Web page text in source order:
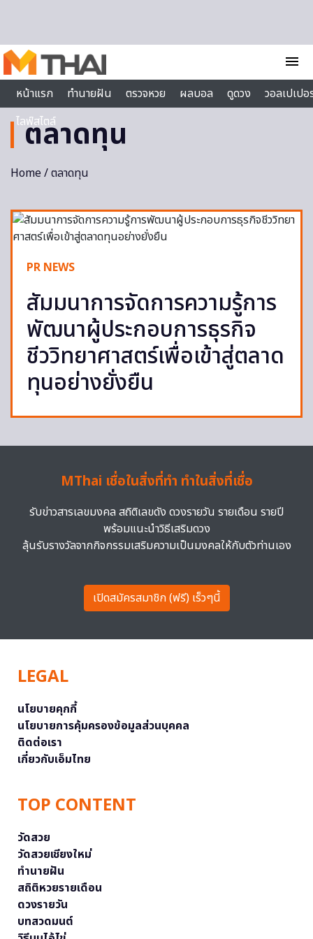
menu
หน้าแรก
ทำนายฝัน ตรวจหวย ผลบอล ดูดวง
วอลเปเป
ไลฟ์สไตล์
ตลาดทุน
Home/ ตลาดทุน
PR NEWS
สัมมนาการจัดการความรู้การ
พัฒนาผู้ประกอบการธุรกิจ
ชีววิทยาศาสตร์เพื่อเข้าสู่ตลาด
ทุนอย่างยั่งยืน
MThai เชื่อในสิ่งที่ทำ ทำในสิ่งที่เชื่อ
รับข่าวสารเลขมงคล สถิติเลขดัง ดวงรายวัน รายเดือน รายปี
พร้อมแนะนำวิธีเสริมดวง
ลุ้นรับรางวัลจากกิจกรรมเสริมความเป็นมงคลให้กับตัวท่านเอง
เปิดสมัครสมาชิก (ฟรี) เร็วๆนี้
LEGAL
นโยบายคุกกี้
นโยบายการคุ้มครองข้อมูลส่วนบุคคล
ติดต่อเรา
เกี่ยวกับเอ็มไทย
TOP CONTENT
วัดสวย
วัดสวยเชียงใหม่
ทำนายฝัน
สถิติหวยรายเดือน
ดวงรายวัน
บทสวดมนต์